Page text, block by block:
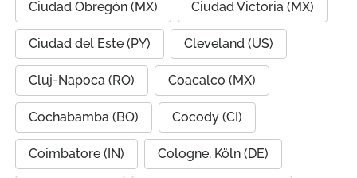
Ciudad Obregón (MX) Ciudad Victoria (MX)
Ciudad del Este (PY) Cleveland (US)
Cluj-Napoca (RO) Coacalco (MX)
Cochabamba (BO) Cocody (CI)
Coimbatore (IN) Cologne, Köln (DE)